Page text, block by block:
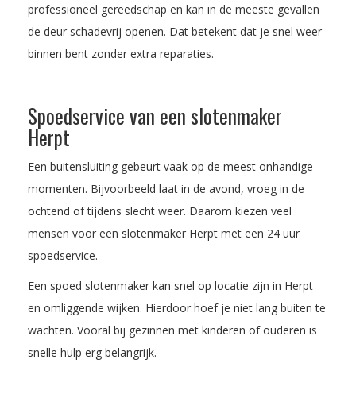
professioneel gereedschap en kan in de meeste gevallen
de deur schadevrij openen. Dat betekent dat je snel weer
binnen bent zonder extra reparaties.
Spoedservice van een slotenmaker
Herpt
Een buitensluiting gebeurt vaak op de meest onhandige
momenten. Bijvoorbeeld laat in de avond, vroeg in de
ochtend of tijdens slecht weer. Daarom kiezen veel
mensen voor een slotenmaker Herpt met een 24 uur
spoedservice.
Een spoed slotenmaker kan snel op locatie zijn in Herpt
en omliggende wijken. Hierdoor hoef je niet lang buiten te
wachten. Vooral bij gezinnen met kinderen of ouderen is
snelle hulp erg belangrijk.